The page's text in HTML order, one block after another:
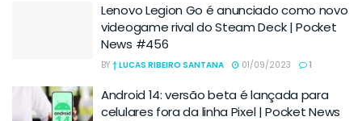
Lenovo Legion Go é anunciado como novo
videogame rival do Steam Deck | Pocket
News #456
BY † LUCAS RIBEIRO SANTANA 01/09/2023 1
Android 14: versão beta é lançada para
celulares fora da linha Pixel | Pocket News